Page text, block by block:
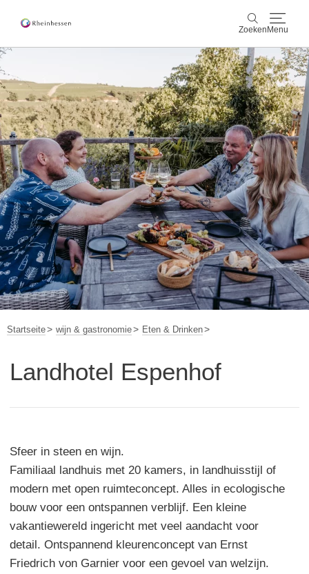
Zoeken Menu
Zoeken
wijn & gastronomie
actief & natuur
Cultuur & Steden
Events
reservering & service
Rheinhessen-Blog kaart
Startseite wijn & gastronomie Eten & Drinken
Landhotel Espenhof
Sfeer in steen en wijn.
Familiaal landhuis met 20 kamers, in landhuisstijl of
modern met open ruimteconcept. Alles in ecologische
bouw voor een ontspannen verblijf. Een kleine
vakantiewereld ingericht met veel aandacht voor
detail. Ontspannend kleurenconcept van Ernst
Friedrich von Garnier voor een gevoel van welzijn.